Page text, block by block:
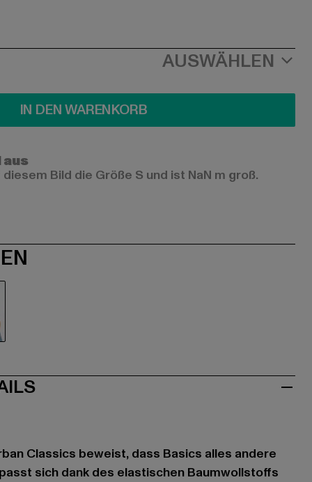
AUSWÄHLEN
IN DEN WARENKORB
Bild die Größe S und ist NaN m groß.
Classics beweist, dass Basics alles andere
sich dank des elastischen Baumwollstoffs